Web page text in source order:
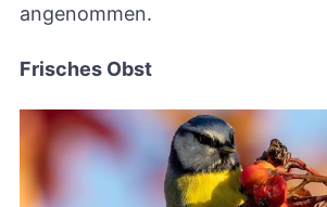
angenommen.
Frisches Obst